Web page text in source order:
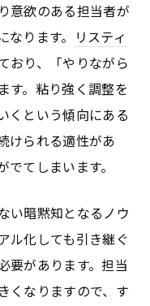
意欲のある担当者が
ります。 リスティ
おり、「やりながら
す。粘り強く調整を
くという傾向にある
けられる適性があ
てしまいます。
い暗黙知となるノウ
ル化しても引き継ぐ
要があります。担当
くなりますので、す